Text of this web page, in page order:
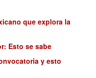
que explora la
Esto se sabe
y esto